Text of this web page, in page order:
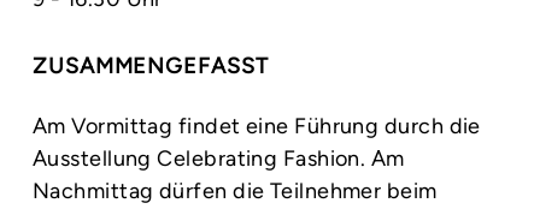
ZUSAMMENGEFASST
Am Vormittag findet eine Führung durch die
Ausstellung Celebrating Fashion. Am
Nachmittag dürfen die Teilnehmer beim